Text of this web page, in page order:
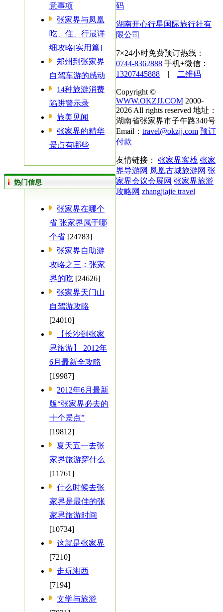
意事项
张家界与凤凰
吃、住、行最详
细攻略[实用篇]
郑州到张家界
自驾车游的感动
14种旅游消费
陷阱警示录
旅美见闻
张家界的精华
景点有哪些
热门信息
张家界在哪个
省 张家界属于哪
个省 [24783]
张家界自助游
攻略之三：张家
界的吃 [24626]
张家界天门山
自驾游攻略
[24010]
【长沙到张家
界旅游】 2012年
6月最新全攻略
[19987]
2012年6月最新
版“张家界必去的
十个景点”
[19812]
夏天五一去张
家界旅游穿什么
[11761]
什么时候去张
家界是最佳的张
家界旅游时间
[10734]
这就是张家界
[7210]
走玩湘西
[7194]
文学与旅游
码
湖南开心行星国际旅行社有
限公司
7×24小时免费预订热线：
0744-8362888 手机+微信：
13207445888 | 二维码
Copyright ©
WWW.OKZJJ.COM 2000-
2026 All rights reserved 地址：
湖南省张家界市子午路340号
Email： travel@okzjj.com 预订
付款
友情链接： 张家界客栈 张家
界导游网 凤凰古城旅游网 张
家界会议会展网 张家界旅游
攻略网 zhangjiajie travel